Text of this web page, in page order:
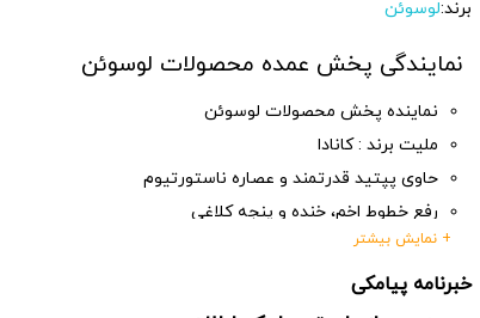
برند:لوسوئن
نمایندگی پخش عمده محصولات لوسوئن
نماینده پخش محصولات لوسوئن
ملیت برند : کانادا
حاوی پپتید قدرتمند و عصاره ناستورتیوم
رفع خطوط اخم، خنده و پنجه کلاغی
افزایش استحکام و لیفتینگ پوست
آبرسان و ویتامینه قوی
حاوی 6 عدد آمپول غیر قابل تزریق
+ نمایش بیشتر
خبرنامه پیامکی